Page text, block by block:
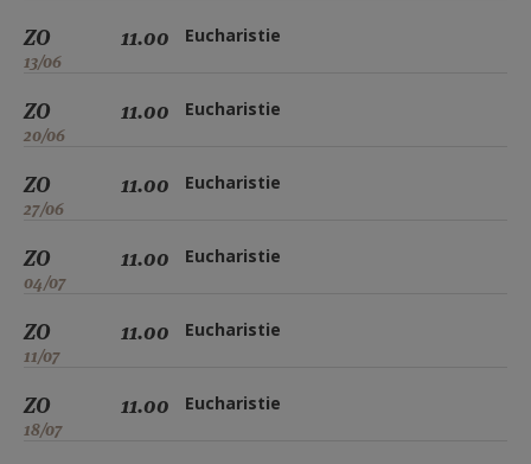
ZO
13/06
11.00 Eucharistie
ZO
20/06
11.00 Eucharistie
ZO
27/06
11.00 Eucharistie
ZO
04/07
11.00 Eucharistie
ZO
11/07
11.00 Eucharistie
ZO
18/07
11.00 Eucharistie